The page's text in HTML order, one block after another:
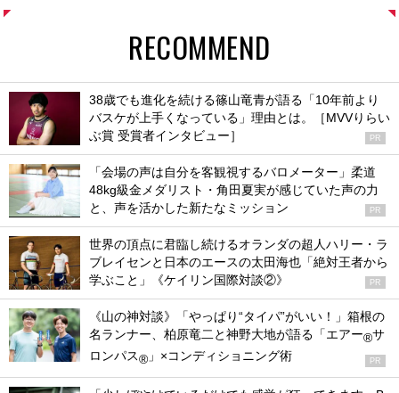
RECOMMEND
38歳でも進化を続ける篠山竜青が語る「10年前より
バスケが上手くなっている」理由とは。［MVVりらい
ぶ賞 受賞者インタビュー］
PR
「会場の声は自分を客観視するバロメーター」柔道
48kg級金メダリスト・角田夏実が感じていた声の力
と、声を活かした新たなミッション
PR
世界の頂点に君臨し続けるオランダの超人ハリー・ラ
ブレイセンと日本のエースの太田海也「絶対王者から
学ぶこと」《ケイリン国際対談②》
PR
《山の神対談》「やっぱり“タイパ”がいい！」箱根の
名ランナー、柏原竜二と神野大地が語る「エアー®サ
ロンパス® 」×コンディショニング術 PR